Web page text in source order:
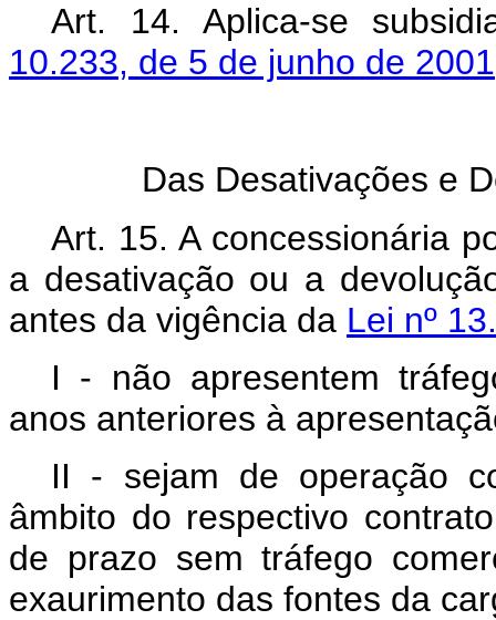
Art. 14. Aplica-se
10.233, de 5 de junho de
Das Desativações e
Art. 15. A concessionária
a desativação ou a
antes da vigência da Lei nº
I - não apresentem
anos anteriores à
II - sejam de operação
âmbito do respectivo
de prazo sem tráfego
exaurimento das fontes da